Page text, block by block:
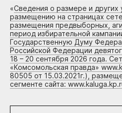
«Сведения о размере и других
размещению на страницах
размещения предвыборных,
период избирательной
Государственную Думу
Российской Федерации
18 – 20 сентября 2026 года.
«Комсомольская правда»
80505 от 15.03.2021г.),
сегменте сайта: